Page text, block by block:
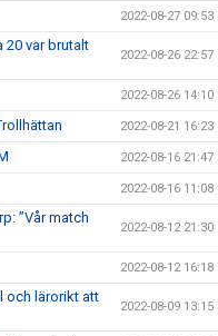
2022-08-27 09:53
20 var brutalt
2022-08-26 22:57
2022-08-26 14:10
2022-08-21 16:23
2022-08-16 21:47
2022-08-16 11:08
”Vår match
2022-08-12 21:30
2022-08-12 16:18
och lärorikt att
2022-08-09 13:15